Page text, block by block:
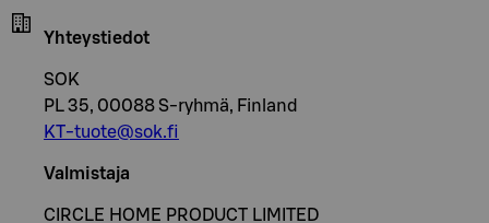
Yhteystiedot
SOK
PL 35, 00088 S-ryhmä, Finland
KT-tuote@sok.fi
Valmistaja
CIRCLE HOME PRODUCT LIMITED